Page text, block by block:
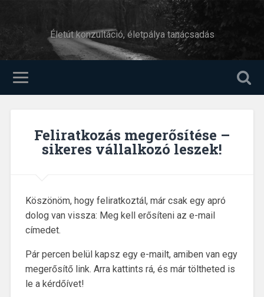
Életút konzultáció, életpálya tanácsadás
Feliratkozás megerősítése –
sikeres vállalkozó leszek!
Köszönöm, hogy feliratkoztál, már csak egy apró
dolog van vissza: Meg kell erősíteni az e-mail
címedet.
Pár percen belül kapsz egy e-mailt, amiben van egy
megerősítő link. Arra kattints rá, és már töltheted is
le a kérdőívet!